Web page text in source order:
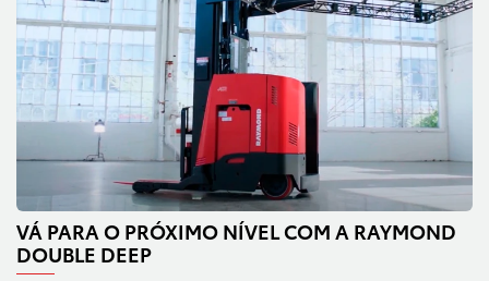
VÁ PARA O PRÓXIMO NÍVEL COM A RAYMOND
DOUBLE DEEP